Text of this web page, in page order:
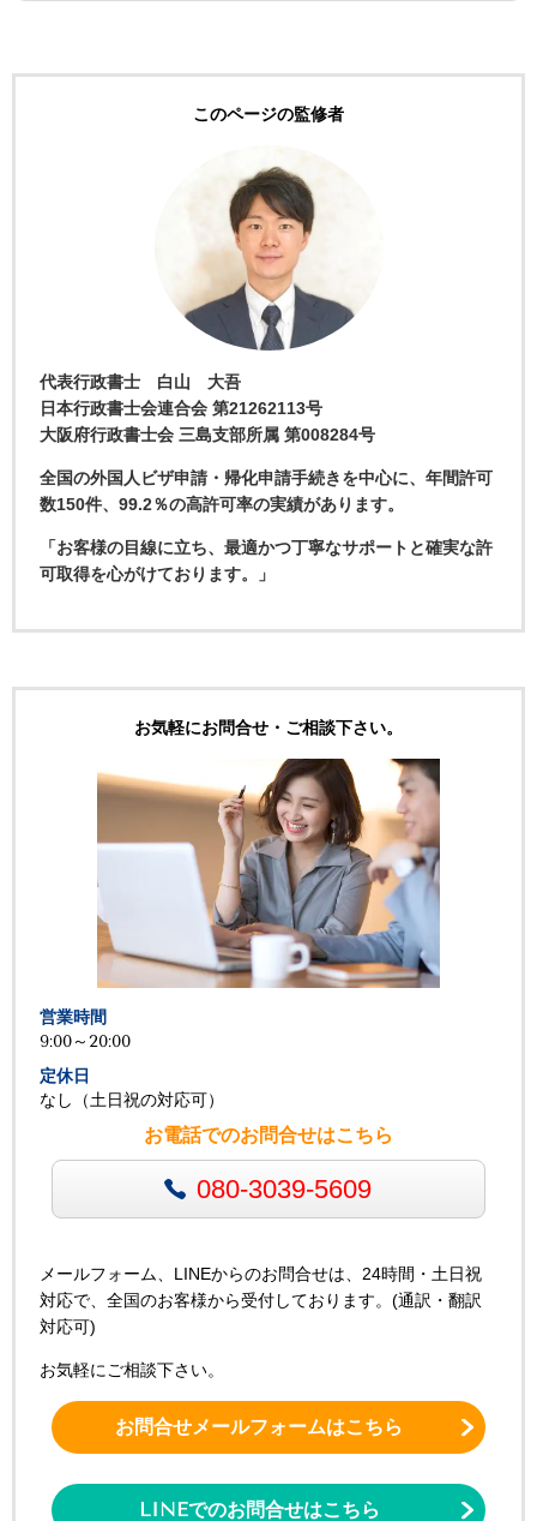
このページの監修者
代表行政書士 白山 大吾
日本行政書士会連合会 第21262113号
大阪府行政書士会 三島支部所属 第008284号
全国の外国人ビザ申請・帰化申請手続きを中心に、年間許可
数150件、99.2％の高許可率の実績があります。
「お客様の目線に立ち、最適かつ丁寧なサポートと確実な許
可取得を心がけております。」
お気軽にお問合せ・ご相談下さい。
営業時間
9:00～20:00
定休日
なし（土日祝の対応可）
お電話でのお問合せはこちら
080-3039-5609
メールフォーム、LINEからのお問合せは、24時間・土日祝
対応で、全国のお客様から受付しております。(通訳・翻訳
対応可)
お気軽にご相談下さい。
お問合せメールフォームはこちら
LINEでのお問合せはこちら